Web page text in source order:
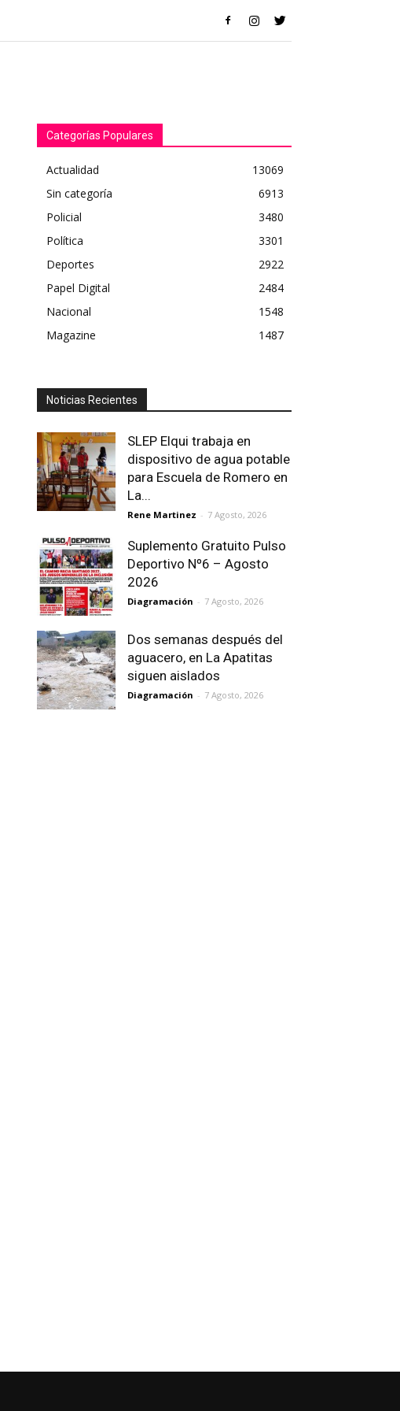
Categorías Populares
Actualidad
13069
Sin categoría
6913
Policial
3480
Política
3301
Deportes
2922
Papel Digital
2484
Nacional
1548
Magazine
1487
Noticias Recientes
SLEP Elqui trabaja en
dispositivo de agua potable
para Escuela de Romero en
La...
Rene Martinez - 7 Agosto, 2026
Suplemento Gratuito Pulso
Deportivo Nº6 – Agosto
2026
Diagramación - 7 Agosto, 2026
Dos semanas después del
aguacero, en La Apatitas
siguen aislados
Diagramación - 7 Agosto, 2026